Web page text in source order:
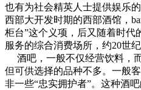
也有为社会精英人士提供娱乐
西部大开发时期的西部酒馆，
柜台”这个义项，后又随着时代
服务的综合消费场所，约20世
酒吧，一般不仅经营饮料，
但可供选择的品种不多。一般
非一些“忠实拥护者”。这种酒